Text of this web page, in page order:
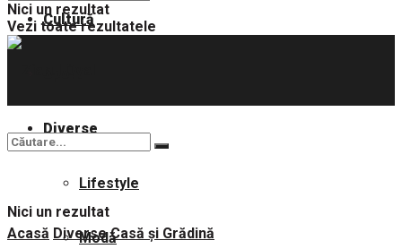
Cultură
Diverse
Lifestyle
Modă
Nici un rezultat
Vezi toate rezultatele
Nici un rezultat
Acasă Diverse Casă și Grădină